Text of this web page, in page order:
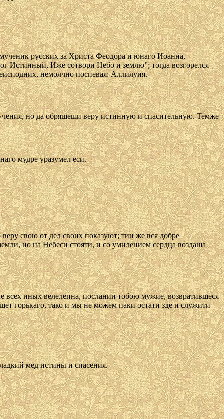
русских за Христа Феодора и юнаго Иоанна,
Истинный, Иже сотвори Небо и землю”; тогда возгорелся
немолчно поспевая: Аллилуия.
но да обрящеши веру истинную и спасительную. Темже
мудре уразумел еси.
свою от дел своих показуют; тии же вся добре
но на Небеси стояти, и со умилением сердца воздаша
всех иных велелепна, послании тобою мужие, возвратившеся
горькаго, тако и мы не можем паки остати зде и служити
мед истины и спасения.